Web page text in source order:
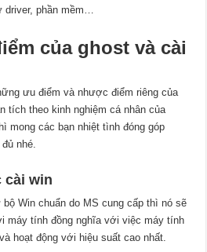
driver, phần mềm…
của ghost và cài
ưu điểm và nhược điểm riêng của
tích theo kinh nghiệm cá nhân của
mong các bạn nhiệt tình đóng góp
nhé.
cài win
Win chuẩn do MS cung cấp thì nó sẽ
máy tính đồng nghĩa với việc máy tính
hoạt động với hiệu suất cao nhất.